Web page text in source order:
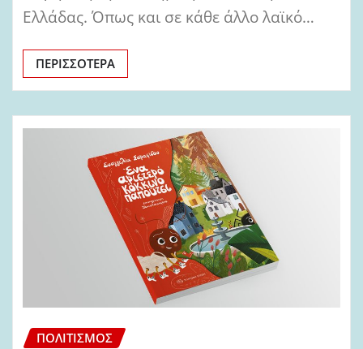
Ελλάδας. Όπως και σε κάθε άλλο λαϊκό…
ΠΕΡΙΣΣΌΤΕΡΑ
ΠΟΛΙΤΙΣΜΌΣ